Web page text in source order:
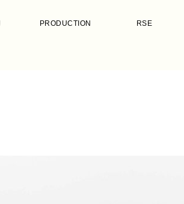
PRODUCTION RSE